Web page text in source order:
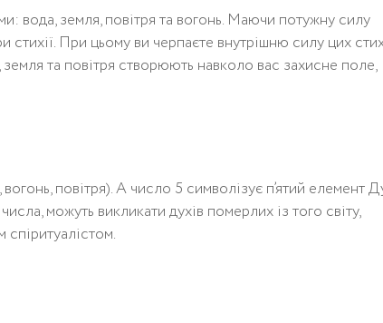
вода, земля, повітря та вогонь. Маючи потужну силу
стихії. При цьому ви черпаєте внутрішню силу цих
та повітря створюють навколо вас захисне поле,
повітря). А число 5 символізує п’ятий елемент
можуть викликати духів померлих із того світу,
спіритуалістом.